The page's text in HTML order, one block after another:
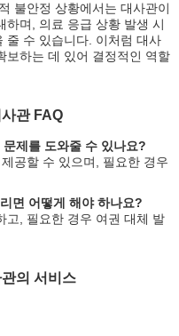
불안정 상황에서는 대사관이
하며, 의료 응급 상황 발생 시
줄 수 있습니다. 이처럼 대사
보하는 데 있어 결정적인 역할
관 FAQ
제를 도와줄 수 있나요?
공할 수 있으며, 필요한 경우
면 어떻게 해야 하나요?
고, 필요한 경우 여권 대체 발
의 서비스